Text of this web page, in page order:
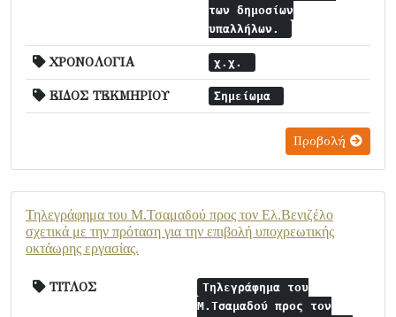
των δημοσίων
υπαλλήλων.
ΧΡΟΝΟΛΟΓΙΑ χ.χ.
ΕΙΔΟΣ ΤΕΚΜΗΡΙΟΥ Σημείωμα
Προβολή
Τηλεγράφημα του Μ.Τσαμαδού προς τον Ελ.Βενιζέλο
σχετικά με την πρόταση για την επιβολή υποχρεωτικής
οκτάωρης εργασίας.
ΤΙΤΛΟΣ
Τηλεγράφημα του
Μ.Τσαμαδού προς τον